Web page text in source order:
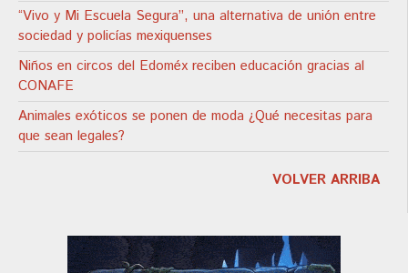
“Vivo y Mi Escuela Segura”, una alternativa de unión entre
sociedad y policías mexiquenses
Niños en circos del Edoméx reciben educación gracias al
CONAFE
Animales exóticos se ponen de moda ¿Qué necesitas para
que sean legales?
VOLVER ARRIBA